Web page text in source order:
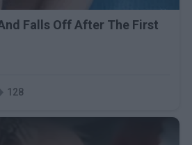
Falls Off After The First
128